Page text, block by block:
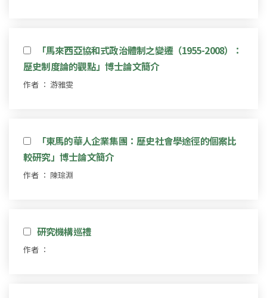
「馬來西亞協和式政治體制之變遷（1955-2008）：
歷史制度論的觀點」博士論文簡介
作者 ： 游雅雯
「東馬的華人企業集團：歷史社會學途徑的個案比
較研究」博士論文簡介
作者 ： 陳琮淵
研究機構巡禮
作者 ：